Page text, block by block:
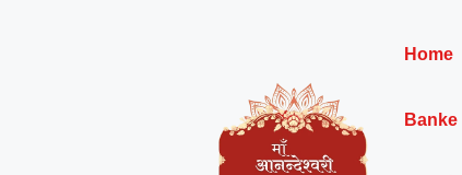
Home